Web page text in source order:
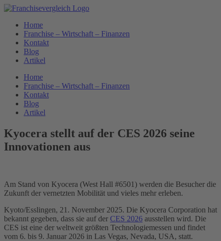
Zum
springenHome
Franchise – Wirtschaft – Finanzen
Kontakt
Blog
Artikel
Home
Franchise – Wirtschaft – Finanzen
Kontakt
Blog
Artikel
Kyocera stellt auf der CES 2026 seine
Innovationen aus
Am Stand von Kyocera (West Hall #6501) werden die Besucher die
Zukunft der vernetzten Mobilität und vieles mehr erleben.
Kyoto/Esslingen, 21. November 2025. Die Kyocera Corporation hat
bekannt gegeben, dass sie auf der CES 2026 ausstellen wird. Die
CES ist eine der weltweit größten Technologiemessen und findet
vom 6. bis 9. Januar 2026 in Las Vegas, Nevada, USA, statt.